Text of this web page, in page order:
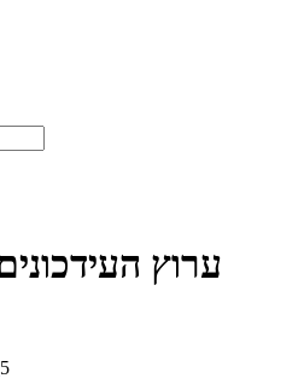
ערוץ
5